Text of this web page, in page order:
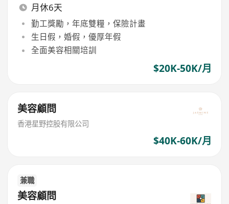
月休6天
勤工獎勵，年底雙糧，保險計畫
生日假，婚假，優厚年假
全面美容相關培訓
$20K-50K/月
美容顧問
香港星野控股有限公司
$40K-60K/月
兼職
美容顧問